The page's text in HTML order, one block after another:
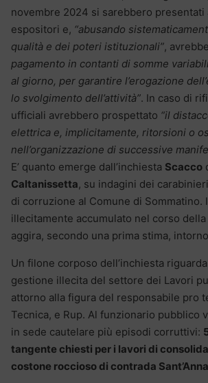
novembre 2024 si sarebbero presentati
espositori e, “abusando
qualità e dei poteri istituzionali”,
pagamento in contanti di somme
al giorno, per garantire l’erogazione
lo svolgimento dell’attività”. In caso di
ufficiali avrebbero prospettato “il
elettrica e, implicitamente, ritorsioni o
nell’organizzazione di successive
E’ quanto emerge dall’inchiesta Scacco
Caltanissetta, su indagini dei
di corruzione al Comune di Sommatino.
illecitamente accumulato nel corso
aggira, secondo una prima stima,
Un filone corposo dell’inchiesta
gestione illecita del settore dei Lavori
attorno alla figura del responsabile pro
Tecnica, e Rup. Al funzionario pubblico
in sede cautelare più episodi corruttivi:
tangente chiesti per i lavori di
costone roccioso di contrada